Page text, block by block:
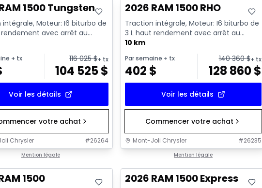
1500 Tungsten
intégrale, Moteur: I6 biturbo de
rendement avec arrêt au
Cyl. - Essenc...
+ tx 116 025$+ tx
104 525$
Voir les détails
votre achat
Chrysler #26264
Mention légale
2026 RAM 1500 RHO
Traction intégrale, Moteur: I6 biturbo de
3 L haut rendement avec arrêt au
ralenti - 6 Cyl. - Essenc...
10 km
Par semaine + tx
402 $
140 360$+ tx
128 860$
Voir les détails
Commencer votre achat
Mont-Joli Chrysler #26235
Mention légale
1500 2026 RAM 1500 Express